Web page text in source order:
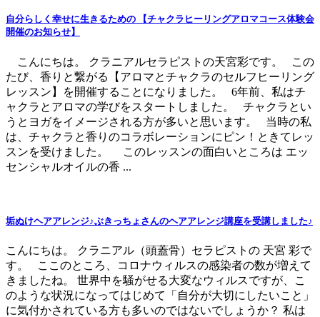
自分らしく幸せに生きるための 【チャクラヒーリングアロマコース体験会
開催のお知らせ】
こんにちは。 クラニアルセラピストの天宮彩です。 この
たび、香りと繋がる【アロマとチャクラのセルフヒーリング
レッスン】を開催することになりました。 6年前、私はチ
ャクラとアロマの学びをスタートしました。 チャクラとい
うとヨガをイメージされる方が多いと思います。 当時の私
は、チャクラと香りのコラボレーションにピン！ときてレッ
スンを受けました。 このレッスンの面白いところは エッ
センシャルオイルの香 ...
垢ぬけヘアアレンジ♪ぶきっちょさんのヘアアレンジ講座を受講しました♪
こんにちは。 クラニアル（頭蓋骨）セラピストの 天宮 彩で
す。 ここのところ、コロナウィルスの感染者の数が増えて
きましたね。 世界中を騒がせる大変なウィルスですが、こ
のような状況になってはじめて「自分が大切にしたいこと」
に気付かされている方も多いのではないでしょうか？ 私は